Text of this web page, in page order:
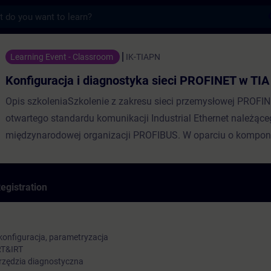
i diagnostyka sieci PROFINET w TIA
Learning Event - Classroom IK-TIAPN
Konfiguracja i diagnostyka sieci PROFINET w
Opis szkoleniaSzkolenie z zakresu sieci przemysłowej
otwartego standardu komunikacji Industrial Ethernet
międzynarodowej organizacji PROFIBUS. W oparciu o
przemysłową PROFINET.Szkolenie bazuje na oprogramowaniu
NET. Prowadzone jest w środowisku TIA Portal.
parametryzacja
diagnostyczna